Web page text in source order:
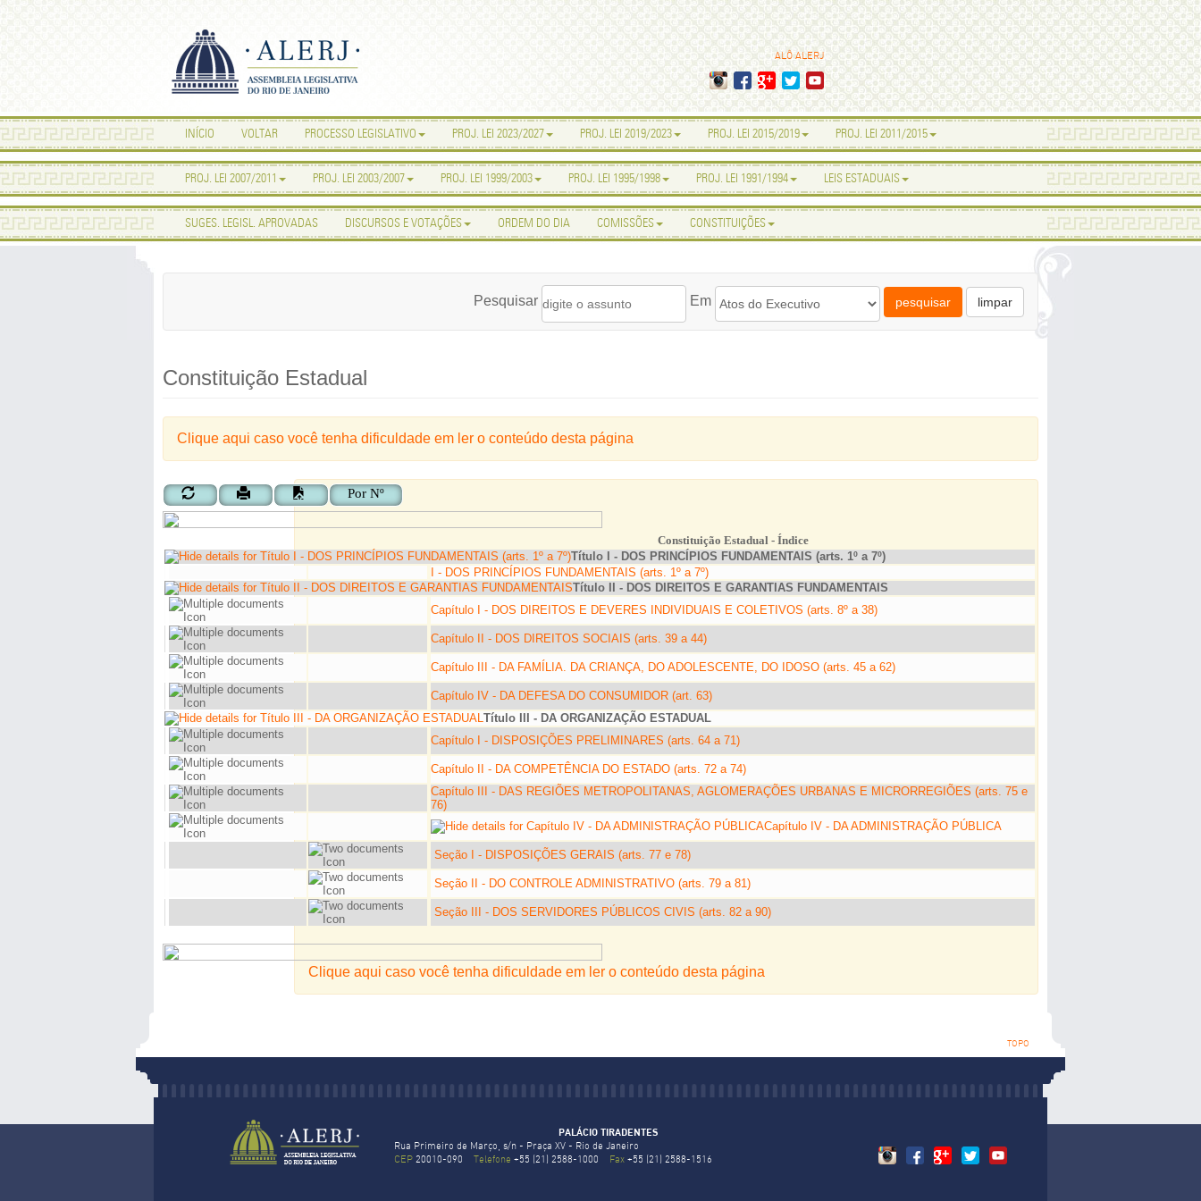
ALÔ ALERJ
INÍCIO VOLTAR PROCESSO LEGISLATIVO PROJ. LEI 2023/2027 PROJ. LEI 2019/2023 PROJ. LEI 2015/2019 PROJ. LEI 2011/2015
PROJ. LEI 2007/2011 PROJ. LEI 2003/2007 PROJ. LEI 1999/2003 PROJ. LEI 1995/1998 PROJ. LEI 1991/1994 LEIS ESTADUAIS
SUGES. LEGISL. APROVADAS DISCURSOS E VOTAÇÕES ORDEM DO DIA COMISSÕES CONSTITUIÇÕES
Pesquisar Em pesquisar limpar
Constituição Estadual
Clique aqui caso você tenha dificuldade em ler o conteúdo desta página
Por Nº
Constituição Estadual - Índice
Título I - DOS PRINCÍPIOS FUNDAMENTAIS (arts. 1º a 7º)
I - DOS PRINCÍPIOS FUNDAMENTAIS (arts. 1º a 7º)
Título II - DOS DIREITOS E GARANTIAS FUNDAMENTAIS
Capítulo I - DOS DIREITOS E DEVERES INDIVIDUAIS E COLETIVOS (arts. 8º a 38)
Capítulo II - DOS DIREITOS SOCIAIS (arts. 39 a 44)
Capítulo III - DA FAMÍLIA. DA CRIANÇA, DO ADOLESCENTE, DO IDOSO (arts. 45 a 62)
Capítulo IV - DA DEFESA DO CONSUMIDOR (art. 63)
Título III - DA ORGANIZAÇÃO ESTADUAL
Capítulo I - DISPOSIÇÕES PRELIMINARES (arts. 64 a 71)
Capítulo II - DA COMPETÊNCIA DO ESTADO (arts. 72 a 74)
Capítulo III - DAS REGIÕES METROPOLITANAS, AGLOMERAÇÕES URBANAS E MICRORREGIÕES (arts. 75 e
76)
Capítulo IV - DA ADMINISTRAÇÃO PÚBLICA
Seção I - DISPOSIÇÕES GERAIS (arts. 77 e 78)
Seção II - DO CONTROLE ADMINISTRATIVO (arts. 79 a 81)
Seção III - DOS SERVIDORES PÚBLICOS CIVIS (arts. 82 a 90)
Clique aqui caso você tenha dificuldade em ler o conteúdo desta página
TOPO
PALÁCIO TIRADENTES
Rua Primeiro de Março, s/n - Praça XV - Rio de Janeiro
CEP 20010-090 Telefone +55 (21) 2588-1000 Fax +55 (21) 2588-1516